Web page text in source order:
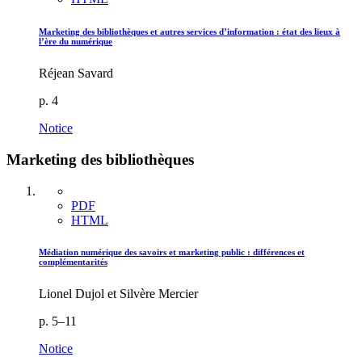
Marketing des bibliothèques et autres services d’information : état des lieux à
l’ère du numérique
Réjean Savard
p. 4
Notice
Marketing des bibliothèques
PDF
HTML
Médiation numérique des savoirs et marketing public : différences et
complémentarités
Lionel Dujol et Silvère Mercier
p. 5–11
Notice